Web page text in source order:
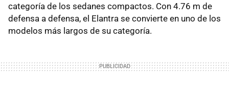
categoría de los sedanes compactos. Con 4.76 m de
defensa a defensa, el Elantra se convierte en uno de los
modelos más largos de su categoría.